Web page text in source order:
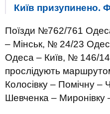
Київ призупинено.
Поїзди №762/761
– Мінськ, № 24/23
Одеса – Київ, № 146/
прослідують
Колосівку – Помічну –
Шевченка – Миронівку